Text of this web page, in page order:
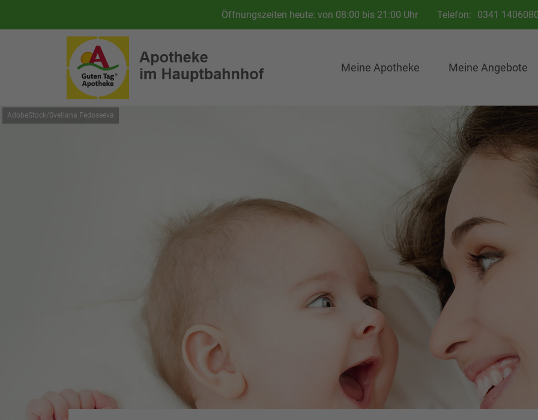
Öffnungszeiten heute: von 08:00 bis 21:00 Uhr Telefon: 0341
Meine Apotheke Meine Angebote
AdobeStock/Svetlana Fedoseeva